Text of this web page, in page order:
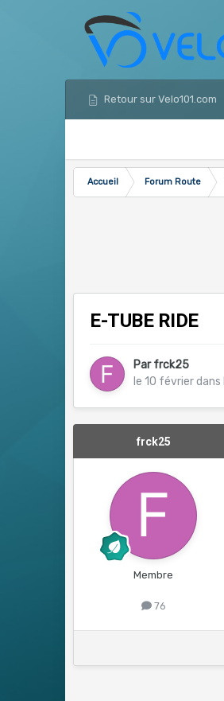
Retour sur Velo101.com
Accueil Forum Route
E-TUBE RIDE
Parfrck25
le 10 févrierdans
frck25
Membre
76